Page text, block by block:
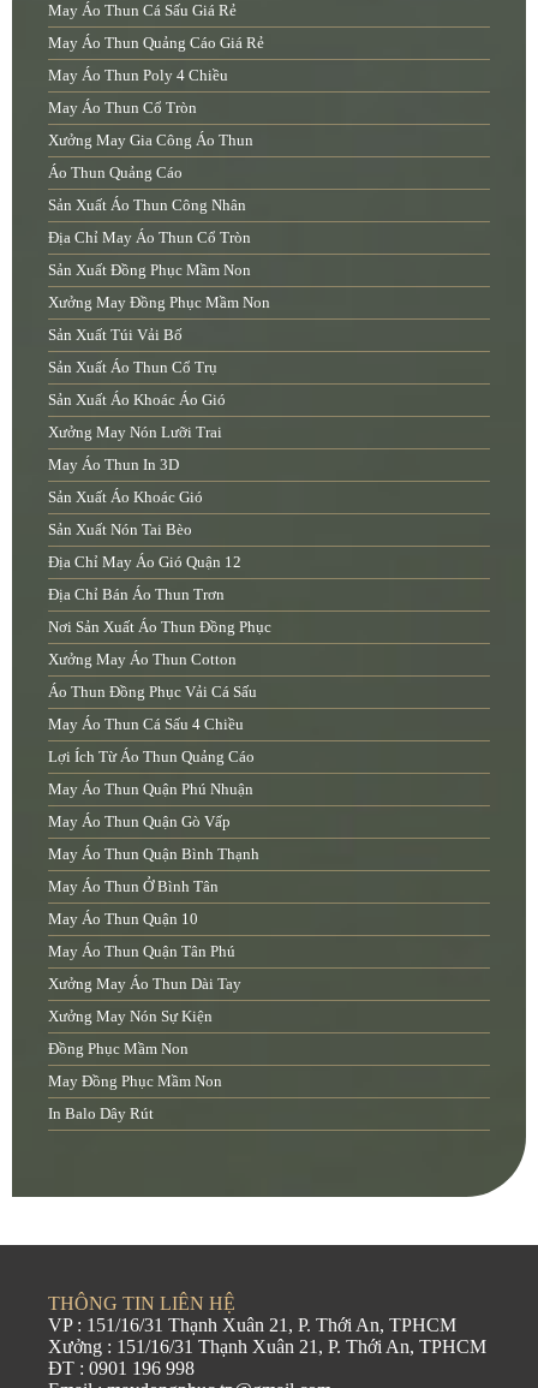
May Áo Thun Cá Sấu Giá Rẻ
May Áo Thun Quảng Cáo Giá Rẻ
May Áo Thun Poly 4 Chiều
May Áo Thun Cổ Tròn
Xưởng May Gia Công Áo Thun
Áo Thun Quảng Cáo
Sản Xuất Áo Thun Công Nhân
Địa Chỉ May Áo Thun Cổ Tròn
Sản Xuất Đồng Phục Mầm Non
Xưởng May Đồng Phục Mầm Non
Sản Xuất Túi Vải Bố
Sản Xuất Áo Thun Cổ Trụ
Sản Xuất Áo Khoác Áo Gió
Xưởng May Nón Lưỡi Trai
May Áo Thun In 3D
Sản Xuất Áo Khoác Gió
Sản Xuất Nón Tai Bèo
Địa Chỉ May Áo Gió Quận 12
Địa Chỉ Bán Áo Thun Trơn
Nơi Sản Xuất Áo Thun Đồng Phục
Xưởng May Áo Thun Cotton
Áo Thun Đồng Phục Vải Cá Sấu
May Áo Thun Cá Sấu 4 Chiều
Lợi Ích Từ Áo Thun Quảng Cáo
May Áo Thun Quận Phú Nhuận
May Áo Thun Quận Gò Vấp
May Áo Thun Quận Bình Thạnh
May Áo Thun Ở Bình Tân
May Áo Thun Quận 10
May Áo Thun Quận Tân Phú
Xưởng May Áo Thun Dài Tay
Xưởng May Nón Sự Kiện
Đồng Phục Mầm Non
May Đồng Phục Mầm Non
In Balo Dây Rút
THÔNG TIN LIÊN HỆ
VP : 151/16/31 Thạnh Xuân 21, P. Thới An, TPHCM
Xưởng : 151/16/31 Thạnh Xuân 21, P. Thới An, TPHCM
ĐT : 0901 196 998